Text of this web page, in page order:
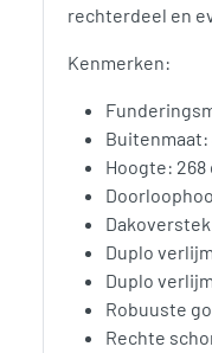
rechterdeel en
Kenmerken:
Buitenmaat:
Hoogte: 268
Duplo
Duplo
Robuuste
Rechte